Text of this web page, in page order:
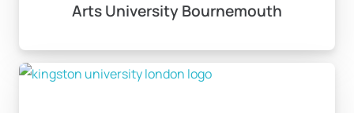
Arts University Bournemouth